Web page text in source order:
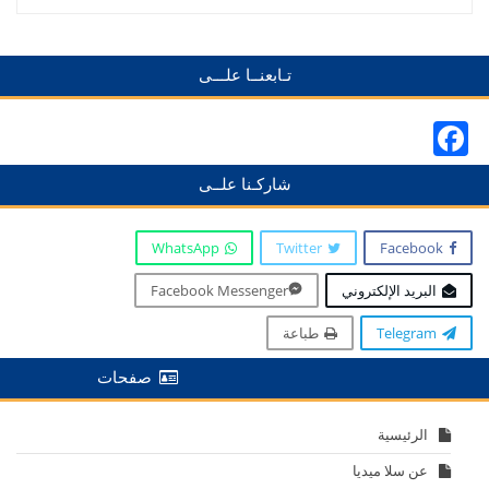
تـابعنــا علـــى
شاركـنا علــى
Facebook
Twitter
WhatsApp
البريد الإلكتروني Facebook Messenger
Telegram طباعة
صفحات
الرئيسية
عن سلا ميديا